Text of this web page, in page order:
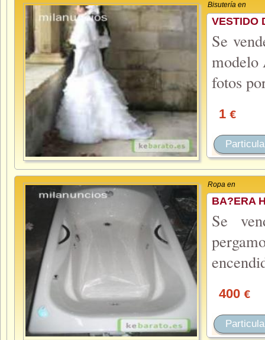
Bisutería en
VESTIDO
Se
modelo
fotos
1 €
Ropa en
BA?ERA
Se
400 €